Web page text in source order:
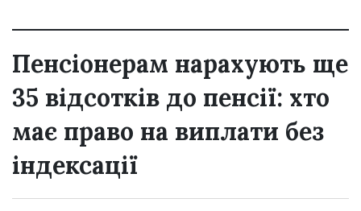
Пенсіонерам нарахують ще
35 відсотків до пенсії: хто
має право на виплати без
індексації